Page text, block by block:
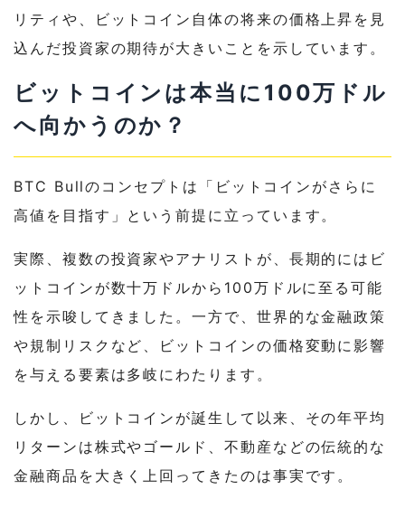
リティや、ビットコイン自体の将来の価格上昇を見
込んだ投資家の期待が大きいことを示しています。
ビットコインは本当に100万ドル
へ向かうのか？
BTC Bullのコンセプトは「ビットコインがさらに
高値を目指す」という前提に立っています。
実際、複数の投資家やアナリストが、長期的にはビ
ットコインが数十万ドルから100万ドルに至る可能
性を示唆してきました。一方で、世界的な金融政策
や規制リスクなど、ビットコインの価格変動に影響
を与える要素は多岐にわたります。
しかし、ビットコインが誕生して以来、その年平均
リターンは株式やゴールド、不動産などの伝統的な
金融商品を大きく上回ってきたのは事実です。